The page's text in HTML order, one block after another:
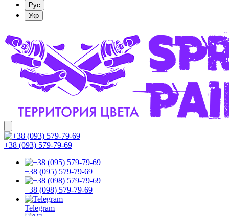
Рус
Укр
+38 (093) 579-79-69
+38 (095) 579-79-69
+38 (098) 579-79-69
Telegram